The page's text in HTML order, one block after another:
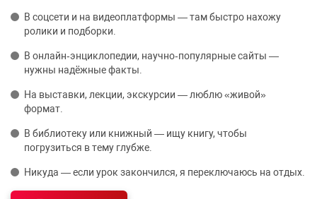
В соцсети и на видеоплатформы — там быстро нахожу
ролики и подборки.
В онлайн‑энциклопедии, научно‑популярные сайты —
нужны надёжные факты.
На выставки, лекции, экскурсии — люблю «живой»
формат.
В библиотеку или книжный — ищу книгу, чтобы
погрузиться в тему глубже.
Никуда — если урок закончился, я переключаюсь на отдых.